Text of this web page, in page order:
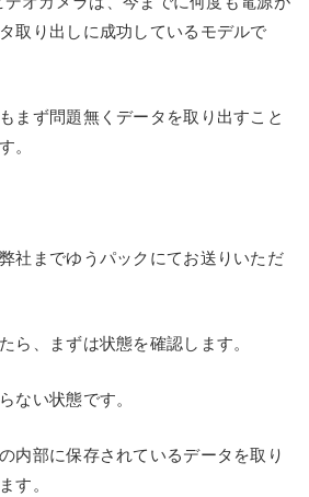
取り出しに成功しているモデルで
まず問題無くデータを取り出すこと
。
社までゆうパックにてお送りいただ
ら、まずは状態を確認します。
ない状態です。
内部に保存されているデータを取り
す。